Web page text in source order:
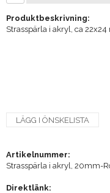
Produktbeskrivning:
Strasspärla i akryl, ca
LÄGG I ÖNSKELISTA
Artikelnummer:
Strasspärla i akryl, 20mm-
Direktlänk: